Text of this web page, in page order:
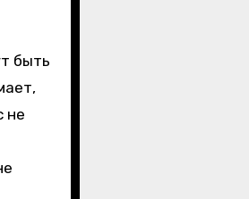
быть
не